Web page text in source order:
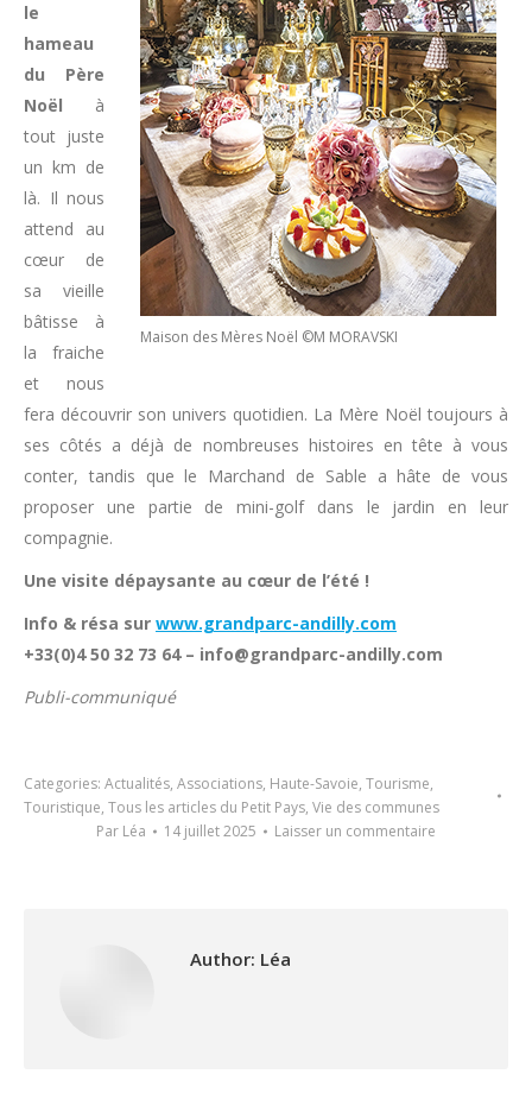
Maison des Mères Noël ©M MORAVSKI
le
hameau
du Père
Noël à
tout juste
un km de
là. Il nous
attend au
cœur de
sa vieille
bâtisse à
la fraiche
et nous
fera découvrir son univers quotidien. La Mère Noël toujours à
ses côtés a déjà de nombreuses histoires en tête à vous
conter, tandis que le Marchand de Sable a hâte de vous
proposer une partie de mini-golf dans le jardin en leur
compagnie.
Une visite dépaysante au cœur de l’été !
Info & résa sur www.grandparc-andilly.com
+33(0)4 50 32 73 64 – info@grandparc-andilly.com
Publi-communiqué
Categories: Actualités, Associations, Haute-Savoie, Tourisme,
Touristique, Tous les articles du Petit Pays, Vie des communes
Par Léa 14 juillet 2025 Laisser un commentaire
Author: Léa